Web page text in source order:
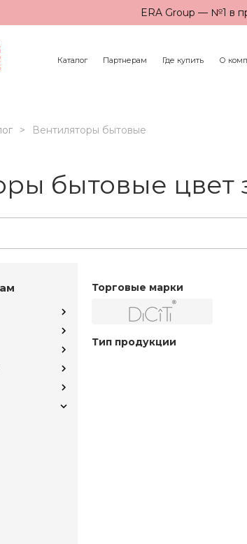
ERA Group — №1 в
Каталог Партнерам Где купить О
Вентиляторы бытовые
бытовые цвет
Торговые марки
Тип продукции